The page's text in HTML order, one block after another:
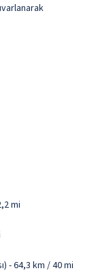
mi
- 64,3 km / 40 mi